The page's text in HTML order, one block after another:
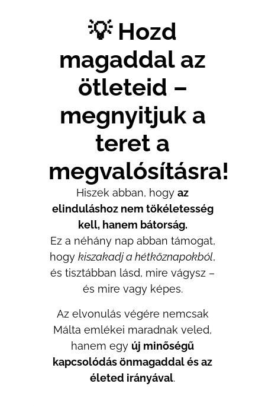
💡 Hozd
magaddal az
ötleteid –
megnyitjuk a
teret a
megvalósításra!
Hiszek abban, hogy az
elinduláshoz nem tökéletesség
kell, hanem bátorság.
Ez a néhány nap abban támogat,
hogy kiszakadj a hétköznapokból,
és tisztábban lásd, mire vágysz –
és mire vagy képes.
Az elvonulás végére nemcsak
Málta emlékei maradnak veled,
hanem egy új minőségű
kapcsolódás önmagaddal és az
életed irányával.